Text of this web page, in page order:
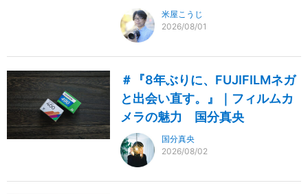
米屋こうじ
2026/08/01
＃『8年ぶりに、FUJIFILMネガ
と出会い直す。』｜フィルムカ
メラの魅力 国分真央
国分真央
2026/08/02